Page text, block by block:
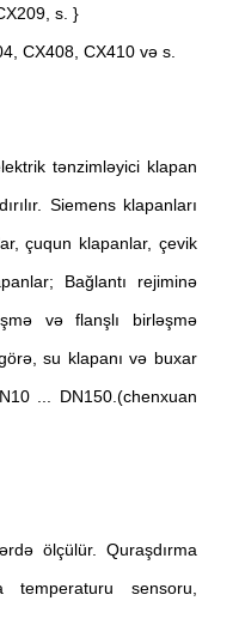
s. }
CX408, CX410 və s.
tənzimləyici klapan
Siemens klapanları
çuqun klapanlar, çevik
Bağlantı rejiminə
və flanşlı birləşmə
su klapanı və buxar
... DN150.(chenxuan
ölçülür. Quraşdırma
sensoru,